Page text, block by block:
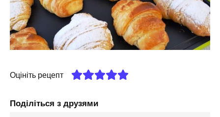
Оцініть рецепт
Поділіться з друзями